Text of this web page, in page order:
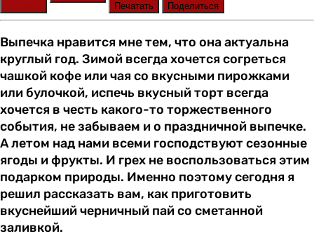
Печатать
Поделиться
Выпечка нравится мне тем, что она актуальна
круглый год. Зимой всегда хочется согреться
чашкой кофе или чая со вкусными пирожками
или булочкой, испечь вкусный торт всегда
хочется в честь какого-то торжественного
события, не забываем и о праздничной выпечке.
А летом над нами всеми господствуют сезонные
ягоды и фрукты. И грех не воспользоваться этим
подарком природы. Именно поэтому сегодня я
решил рассказать вам, как приготовить
вкуснейший черничный пай со сметанной
заливкой.